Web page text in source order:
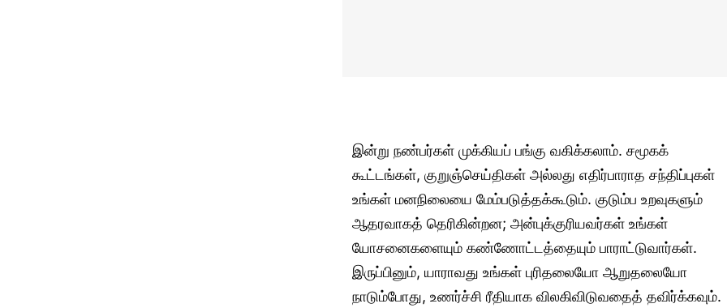
இன்று நண்பர்கள் முக்கியப் பங்கு வகிக்கலாம். சமூகக்
கூட்டங்கள், குறுஞ்செய்திகள் அல்லது எதிர்பாராத சந்திப்புகள்
உங்கள் மனநிலையை மேம்படுத்தக்கூடும். குடும்ப உறவுகளும்
ஆதரவாகத் தெரிகின்றன; அன்புக்குரியவர்கள் உங்கள்
யோசனைகளையும் கண்ணோட்டத்தையும் பாராட்டுவார்கள்.
இருப்பினும், யாராவது உங்கள் புரிதலையோ ஆறுதலையோ
நாடும்போது, உணர்ச்சி ரீதியாக விலகிவிடுவதைத் தவிர்க்கவும்.